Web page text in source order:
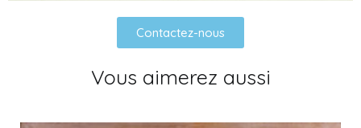
Contactez-nous
Vous aimerez aussi